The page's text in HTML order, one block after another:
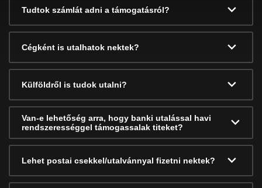
Tudtok számlát adni a támogatásról?
Cégként is utalhatok nektek?
Külföldről is tudok utalni?
Van-e lehetőség arra, hogy banki utalással havi
rendszerességgel támogassalak titeket?
Lehet postai csekkel/utalvánnyal fizetni nektek?